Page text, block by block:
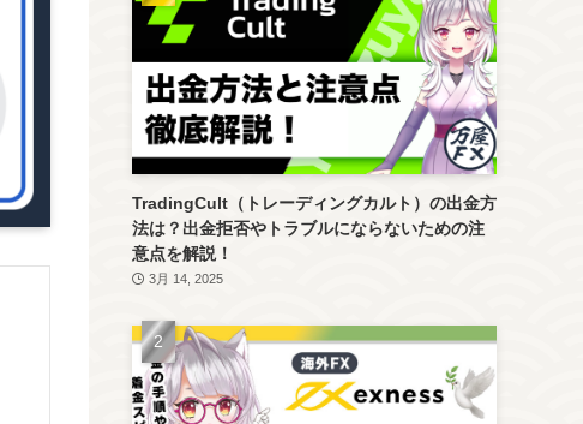
TradingCult（トレーディングカルト）の出金方
法は？出金拒否やトラブルにならないための注
意点を解説！
3月 14, 2025